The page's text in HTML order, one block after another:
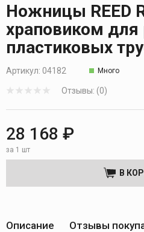
Кликните, чтобы скопировать
Ножницы REED
храповиком для
пластиковых
Артикул: 04182 Много
Отзывы: (0)
28 168 ₽
за 1 шт
В
Описание Отзывы